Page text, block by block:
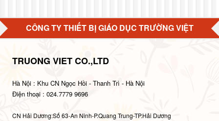
CÔNG TY THIẾT BỊ GIÁO DỤC TRƯỜNG VIỆT
TRUONG VIET CO.,LTD
Hà Nội : Khu CN Ngọc Hồi - Thanh Trì - Hà Nội
Điện thoại : 024.7779 9696
CN Hải Dương:Số 63-An Ninh-P.Quang Trung-TP.Hải Dương